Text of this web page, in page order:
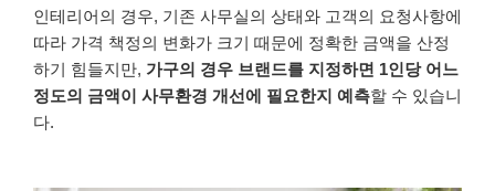
인테리어의 경우, 기존 사무실의 상태와 고객의 요청사항에
따라 가격 책정의 변화가 크기 때문에 정확한 금액을 산정
하기 힘들지만, 가구의 경우 브랜드를 지정하면 1인당 어느
정도의 금액이 사무환경 개선에 필요한지 예측할 수 있습니
다.